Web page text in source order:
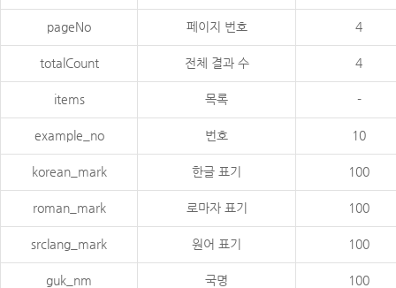
pageNo 페이지 번호 4
totalCount 전체 결과 수 4
items 목록 -
example_no 번호 10
korean_mark 한글 표기 100
roman_mark 로마자 표기 100
srclang_mark 원어 표기 100
guk_nm 국명 100